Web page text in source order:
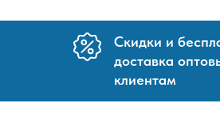
Скидки и
доставка
клиентам